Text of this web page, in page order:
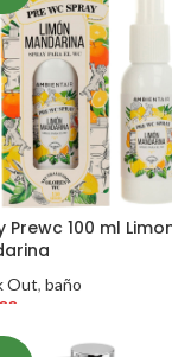
Prewc 100 ml
Out, baño